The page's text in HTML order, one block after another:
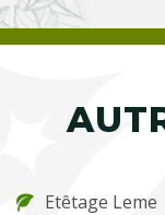
Etêtage Leme